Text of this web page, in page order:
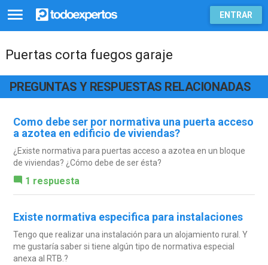
ENTRAR
Puertas corta fuegos garaje
PREGUNTAS Y RESPUESTAS RELACIONADAS
Como debe ser por normativa una puerta acceso
a azotea en edificio de viviendas?
¿Existe normativa para puertas acceso a azotea en un bloque
de viviendas? ¿Cómo debe de ser ésta?
1 respuesta
Existe normativa especifica para instalaciones
Tengo que realizar una instalación para un alojamiento rural. Y
me gustaría saber si tiene algún tipo de normativa especial
anexa al RTB.?